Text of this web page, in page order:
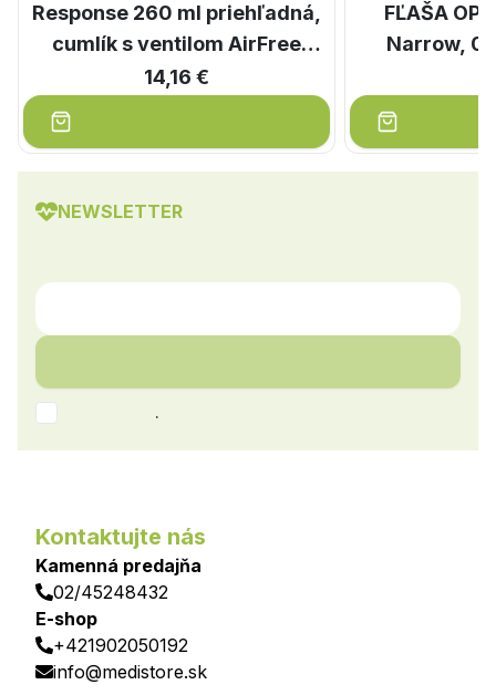
Response 260 ml priehľadná,
cumlík s ventilom AirFree
(1m+) 1x1 ks
14,16 €
FĽAŠA
Narrow,
NEWSLETTER
.
Kontaktujte nás
Kamenná predajňa
02/45248432
E-shop
+421902050192
info@medistore.sk